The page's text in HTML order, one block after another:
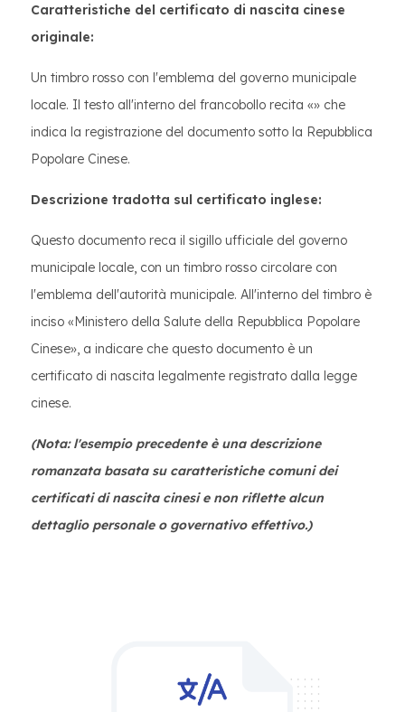
Caratteristiche del certificato di nascita cinese
originale:
Un timbro rosso con l'emblema del governo municipale
locale. Il testo all'interno del francobollo recita «» che
indica la registrazione del documento sotto la Repubblica
Popolare Cinese.
Descrizione tradotta sul certificato inglese:
Questo documento reca il sigillo ufficiale del governo
municipale locale, con un timbro rosso circolare con
l'emblema dell'autorità municipale. All'interno del timbro è
inciso «Ministero della Salute della Repubblica Popolare
Cinese», a indicare che questo documento è un
certificato di nascita legalmente registrato dalla legge
cinese.
(Nota: l'esempio precedente è una descrizione
romanzata basata su caratteristiche comuni dei
certificati di nascita cinesi e non riflette alcun
dettaglio personale o governativo effettivo.)